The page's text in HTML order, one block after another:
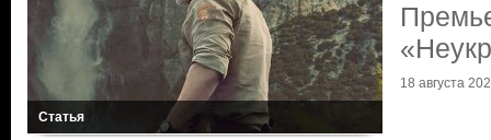
Статья
18 августа